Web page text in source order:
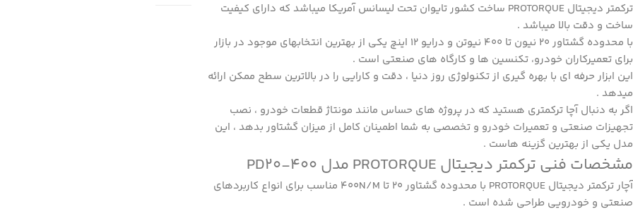
ترکمتر دیجیتال PROTORQUE ساخت کشور تایوان تحت لیسانس آمریکا میباشد که دارای کیفیت
ساخت و دقت بالا میباشد .
با محدوده گشتاور 20 نیون تا 400 نیوتن و درایو 12 اینچ یکی از بهترین انتخابهای موجود در بازار
برای تعمیرکاران خودرو، تکنسین ها و کارگاه های صنعتی است .
این ابزار حرفه ای با بهره گیری از تکنولوژی روز دنیا ، دقت و کارایی را در بالاترین سطح ممکن ارائه
میدهد .
اگر به دنبال آچا ترکمتری هستید که در پروژه های حساس مانند مونتاژ قطعات خودرو ، نصب
تجهیزات صنعتی و تعمیرات خودرو و تخصصی به شما اطمینان کامل از میزان گشتاور بدهد ، این
مدل یکی از بهترین گزینه هاست .
مشخصات فنی ترکمتر دیجیتال PROTORQUE مدل PD20-400
آچار ترکمتر دیجیتال PROTORQUE
با محدوده گشتاور 20 تا 400N/M مناسب برای انواع کاربردهای
صنعتی و خودرویی طراحی شده است .